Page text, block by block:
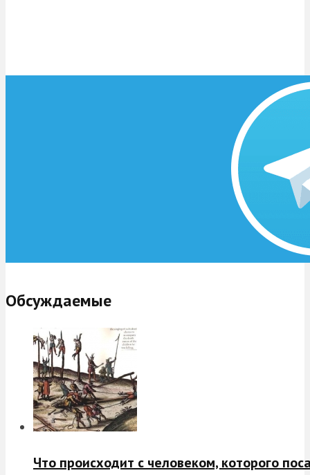
Обсуждаемые
Что происходит с человеком, которого